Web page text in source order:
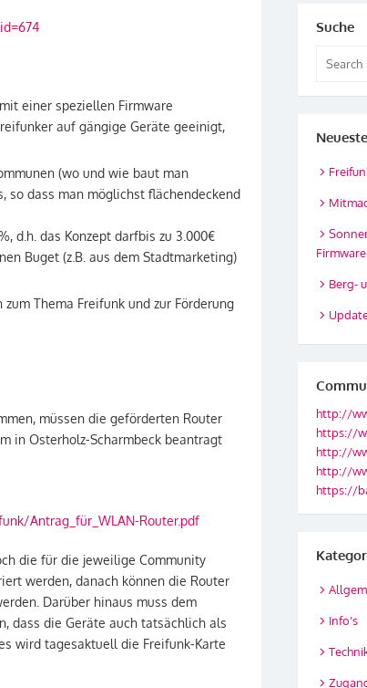
einer speziellen Firmware
auf gängige Geräte geeinigt,
(wo und wie baut man
so dass man möglichst flächendeckend
d.h. das Konzept darfbis zu 3.000€
Buget (z.B. aus dem Stadtmarketing)
Thema Freifunk und zur Förderung
müssen die geförderten Router
in Osterholz-Scharmbeck beantragt
Antrag_für_WLAN-Router.pdf
die für die jeweilige Community
werden, danach können die Router
Darüber hinaus muss dem
dass die Geräte auch tatsächlich als
wird tagesaktuell die Freifunk-Karte
Suche
for:
Firmware
Berg-
http://
https://
http://
http://
https://
Info's